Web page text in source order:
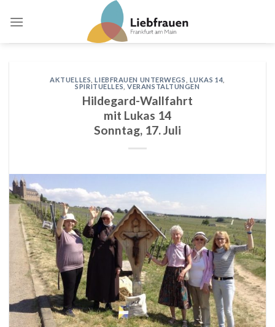
AKTUELLES ,LIEBFRAUEN UNTERWEGS LUKAS 14
SPIRITUELLES ,VERANSTALTUNGEN
Hildegard-Wallfahrt
mit Lukas 14
Sonntag, 17. Juli